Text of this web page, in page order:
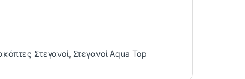
Στεγανοί, Στεγανοί Aqua Top